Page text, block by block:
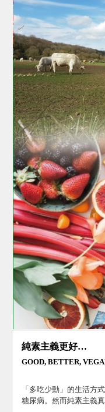
純素主義更好更健康嗎？
GOOD, BETTER,
「多吃少動」的生活方
糖尿病。然而純素主義